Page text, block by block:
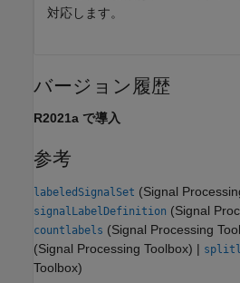
対応します。
バージョン履歴
R2021a で導入
参考
labeledSignalSet (Signal
signalLabelDefinition (Signal
countlabels (Signal Processing
(Signal Processing Toolbox) |
Toolbox)